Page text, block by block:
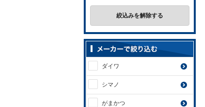
絞込みを解除する
ダイワ
シマノ
がまかつ